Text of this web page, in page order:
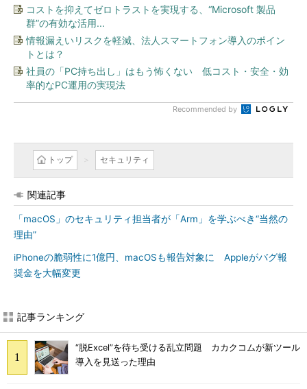
コストを抑えてゼロトラストを実現する、“Microsoft 製品
群”の有効な活用...
情報漏えいリスクを軽減、法人スマートフォン導入のポイン
トとは？
社員の「PC持ち出し」はもう怖くない 低コスト・安全・効
率的なPC運用の実現法
Recommended by
トップ セキュリティ
関連記事
「macOS」のセキュリティ担当者が「Arm」を学ぶべき“当然の
理由”
iPhoneの脆弱性に1億円、macOSも報告対象に Appleがバグ報
奨金を大幅変更
記事ランキング
“脱Excel”を待ち受ける乱立問題 カカクコムが新ツール
導入を見送った理由